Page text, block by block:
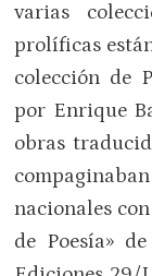
varias
prolíficas
colección de
por Enrique
obras
nacionales
de Poesía»